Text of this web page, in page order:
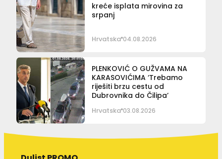
kreće isplata mirovina za
srpanj
Hrvatska 04.08.2026
PLENKOVIĆ O GUŽVAMA NA
KARASOVIĆIMA ‘Trebamo
riješiti brzu cestu od
Dubrovnika do Čilipa’
Hrvatska 03.08.2026